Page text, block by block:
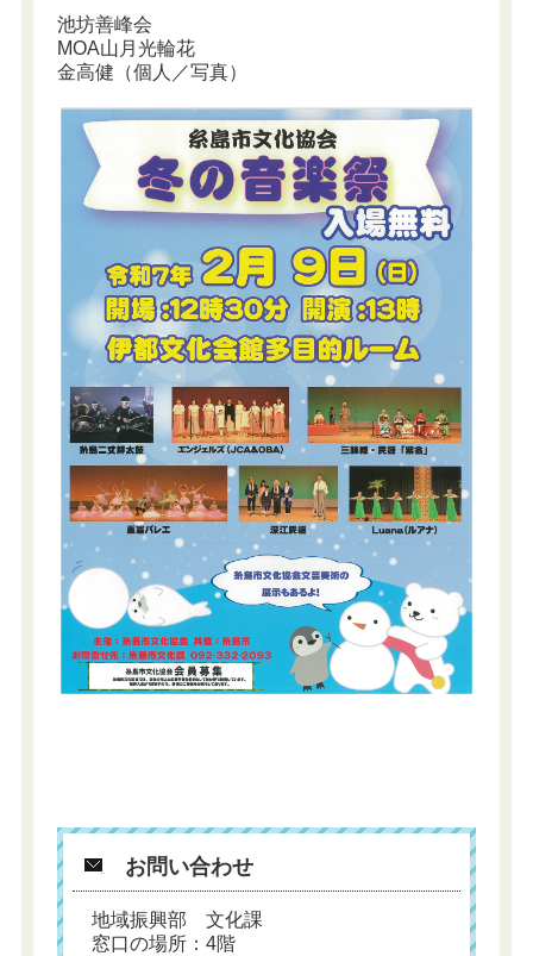
池坊善峰会
MOA山月光輪花
金高健（個人／写真）
お問い合わせ
地域振興部 文化課
窓口の場所：4階